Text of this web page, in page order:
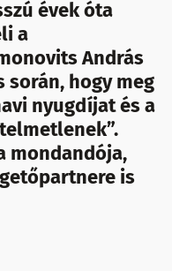
évek óta
a
András
során, hogy meg
nyugdíjat és a
mondandója,
is